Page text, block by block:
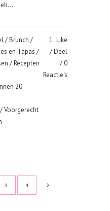
/Brunch /
en Tapas /
/Recepten
20
/Voorgerecht
1 Like
Deel
0
Reactie's
3 4